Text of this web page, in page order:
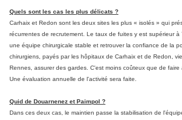
Quels sont les cas les plus délicats ?
Carhaix et Redon sont les deux sites les plus « isolés » qui
récurrentes de recrutement. Le taux de fuites y est supérieur à
une équipe chirurgicale stable et retrouver la confiance de la
chirurgiens, payés par les hôpitaux de Carhaix et de Redon,
Rennes, assurer des gardes. C'est moins coûteux que de faire
Une évaluation annuelle de l'activité sera faite.
Quid de Douarnenez et Paimpol ?
Dans ces deux cas, le maintien passe la stabilisation de